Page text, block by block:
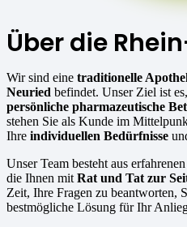
Über die
Wir sind eine traditionelle
Neuried befindet. Unser Ziel ist
persönliche pharmazeutische
stehen Sie als Kunde im
Ihre individuellen Bedürfnisse
Unser Team besteht aus
die Ihnen mit Rat und Tat zur
Zeit, Ihre Fragen zu beantworten,
bestmögliche Lösung für Ihr